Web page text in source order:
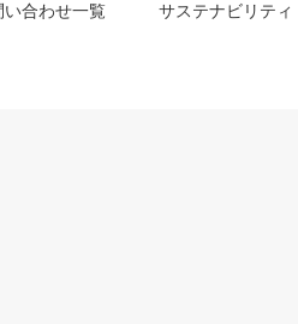
い合わせ一覧 サステナビリティ